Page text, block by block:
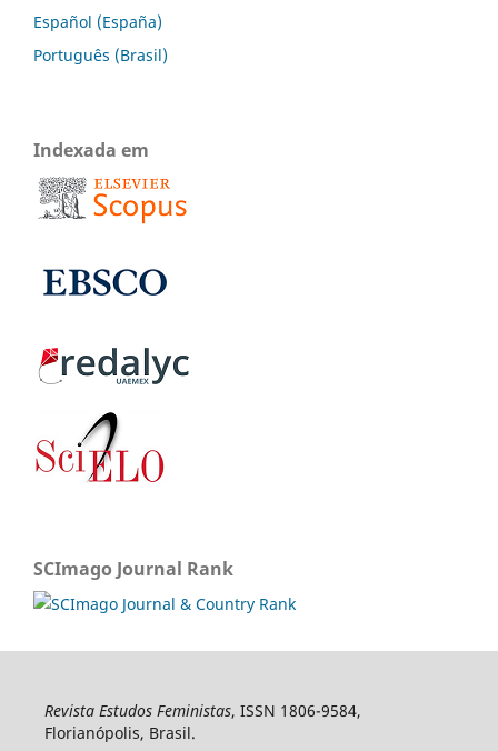
Español (España)
Português (Brasil)
Indexada em
SCImago Journal Rank
Revista Estudos Feministas, ISSN 1806-9584,
Florianópolis, Brasil.